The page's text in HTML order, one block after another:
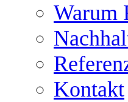
Warum
Kontakt